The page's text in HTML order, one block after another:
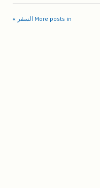
More posts in السفر »